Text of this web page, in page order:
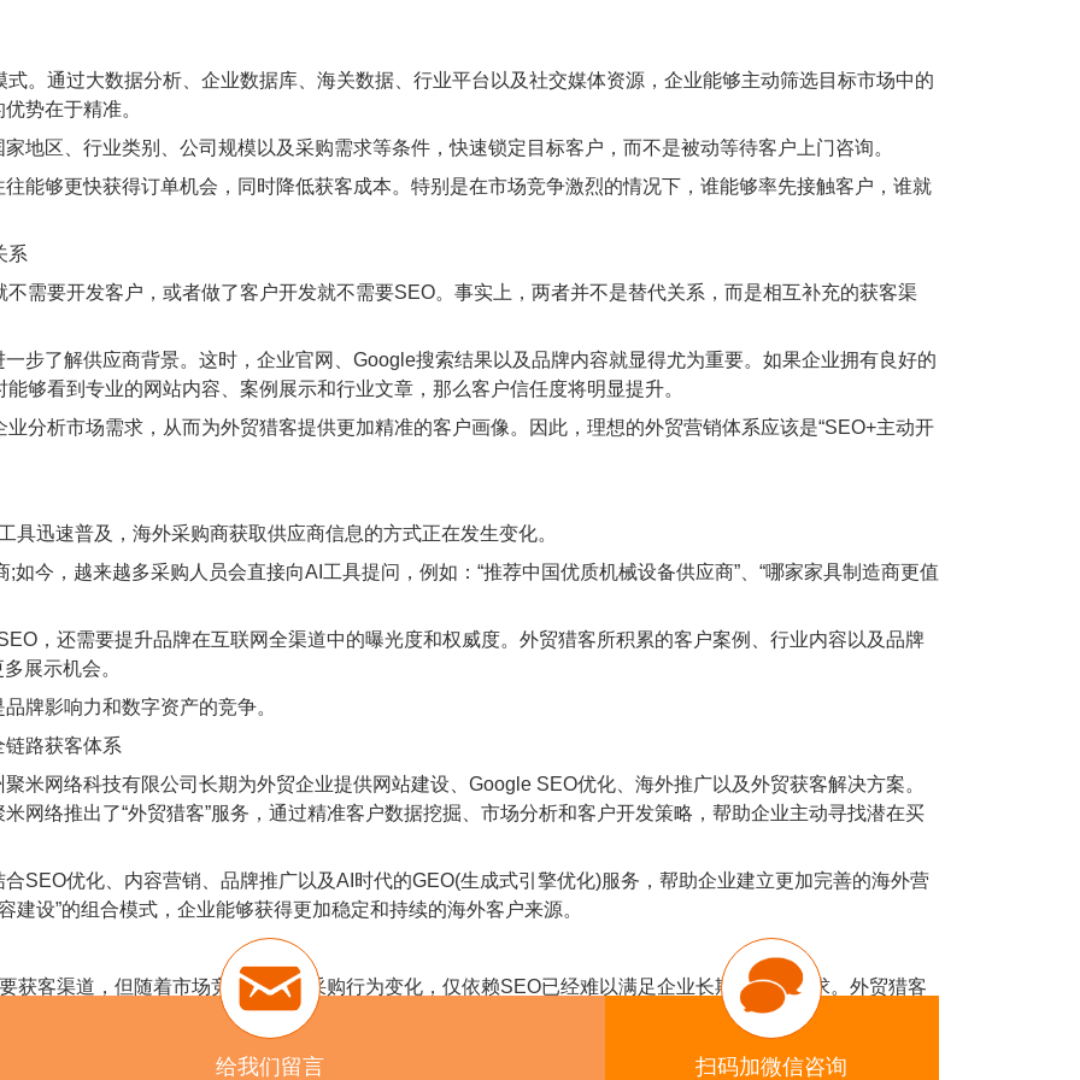
通过大数据分析、企业数据库、海关数据、行业平台以及社交媒体资源，企业能够主动筛选目标市场中的
势在于精准。
区、行业类别、公司规模以及采购需求等条件，快速锁定目标客户，而不是被动等待客户上门咨询。
够更快获得订单机会，同时降低获客成本。特别是在市场竞争激烈的情况下，谁能够率先接触客户，谁就
系
要开发客户，或者做了客户开发就不需要SEO。事实上，两者并不是替代关系，而是相互补充的获客渠
了解供应商背景。这时，企业官网、Google搜索结果以及品牌内容就显得尤为重要。如果企业拥有良好的
够看到专业的网站内容、案例展示和行业文章，那么客户信任度将明显提升。
析市场需求，从而为外贸猎客提供更加精准的客户画像。因此，理想的外贸营销体系应该是“SEO+主动开
速普及，海外采购商获取供应商信息的方式正在发生变化。
，越来越多采购人员会直接向AI工具提问，例如：“推荐中国优质机械设备供应商”、“哪家家具制造商更值
还需要提升品牌在互联网全渠道中的曝光度和权威度。外贸猎客所积累的客户案例、行业内容以及品牌
展示机会。
影响力和数字资产的竞争。
路获客体系
网络科技有限公司长期为外贸企业提供网站建设、Google SEO优化、海外推广以及外贸获客解决方案。
网络推出了“外贸猎客”服务，通过精准客户数据挖掘、市场分析和客户开发策略，帮助企业主动寻找潜在买
优化、内容营销、品牌推广以及AI时代的GEO(生成式引擎优化)服务，帮助企业建立更加完善的海外营
建设”的组合模式，企业能够获得更加稳定和持续的海外客户来源。
渠道，但随着市场竞争升级和采购行为变化，仅依赖SEO已经难以满足企业长期发展的需求。外贸猎客
提高市场开发效率;而SEO则能够提升企业品牌形象和客户信任度。
将Google SEO与外贸猎客结合起来，打造全渠道获客体系，才是未来外贸营销的发展方向。在这一过程
扫码加微信咨询
给我们留言